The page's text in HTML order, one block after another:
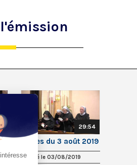
29:54
Vêpres du 3 août 2019
Diffusé le 03/08/2019